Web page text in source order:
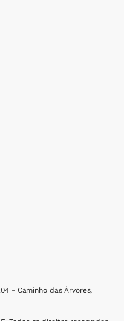
- Caminho das Árvores,